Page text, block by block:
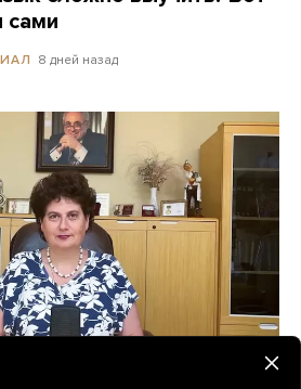
сами
8 дней назад